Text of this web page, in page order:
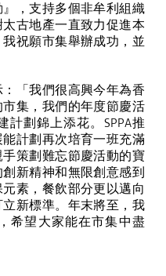
，支持多個非牟利組織
古地產一直致力促進本
祝願市集舉辦成功，並
「我們很高興今年為香
集，我們的年度節慶活
計劃錦上添花。 SPPA推
計劃再次培育一班充滿
策劃難忘節慶活動的寶
新精神和無限創意感到
素，餐飲部分更以邁向
新標準。年末將至，我
希望大家能在市集中盡